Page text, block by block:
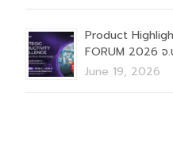
Product
FORUM 2026 จ.
June 19, 2026